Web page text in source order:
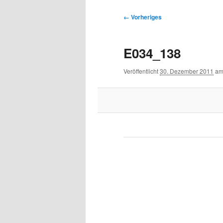
Bilder-
← Vorheriges
E034_138
Veröffentlicht30. Dezember 2011 am